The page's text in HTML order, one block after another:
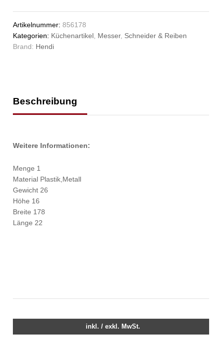
Artikelnummer:856178
Kategorien: Küchenartikel Messer, Schneider & Reiben
Brand: Hendi
Beschreibung
Weitere Informationen:
Menge 1
Material Plastik,Metall
Gewicht 26
Höhe 16
Breite 178
Länge 22
inkl. / exkl. MwSt.